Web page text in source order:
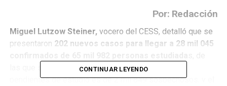
Por: Redacción
Miguel Lutzow Steiner, vocero del CESS, detalló que se
presentaron 202 nuevos casos para llegar a 28 mil 045
las que se han descartado 34 mil 998; la cifra de
pendientes de estudio es de 2 mil 849 sospechosos, y e
CONTINUAR LEYENDO